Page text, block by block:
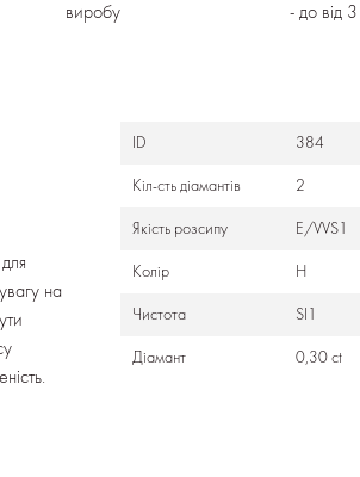
виробу
- до від
на
ID 384
Кіл-сть діамантів 2
Якість розсипу E/VVS1
Колір Н
Чистота SI1
Діамант 0,30 ct